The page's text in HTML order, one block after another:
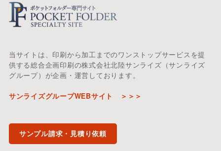
当サイトは、印刷から加工までのワンストップサービスを提
供する総合企画印刷の株式会社北陸サンライズ（サンライズ
グループ）が企画・運営しております。
サンライズグループWEBサイト ＞＞＞
サンプル請求・見積り依頼